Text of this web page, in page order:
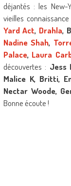
déjantés : les New-
vieilles
Yard Act, Drahla,
Nadine Shah,
Palace, Laura
découvertes : Jess
Malice K, Britti,
Nectar Woode,
Bonne écoute !